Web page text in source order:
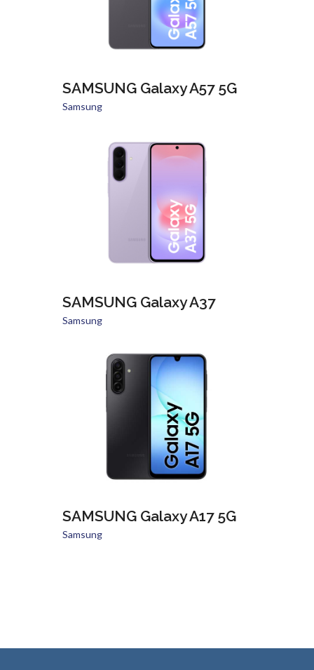
SAMSUNG Galaxy A57 5G
Samsung
SAMSUNG Galaxy A37
Samsung
SAMSUNG Galaxy A17 5G
Samsung